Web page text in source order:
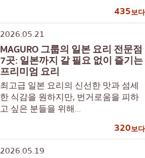
435보다
2026.05.21
MAGURO 그룹의 일본 요리 전문점
7곳: 일본까지 갈 필요 없이 즐기는
프리미엄 요리
최고급 일본 요리의 신선한 맛과 섬세
한 식감을 원하지만, 번거로움을 피하
고 싶은 분들을 위해...
320보다
2026.05.19